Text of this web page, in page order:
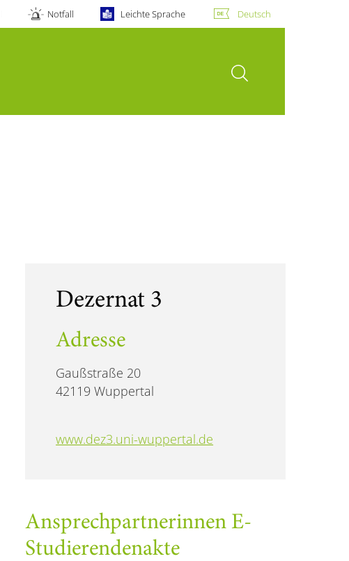
Notfall Leichte Sprache Deutsch
Suche öffnen
Dezernat 3
Adresse
Gaußstraße 20
42119 Wuppertal
www.dez3.uni-wuppertal.de
Ansprechpartnerinnen E-
Studierendenakte